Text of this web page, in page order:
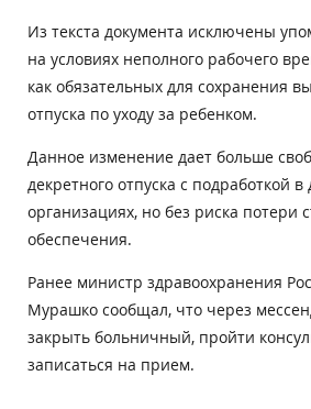
Из текста документа исключены
на условиях неполного рабочего
как обязательных для сохранения
отпуска по уходу за ребенком.
Данное изменение дает больше
декретного отпуска с подработкой в
организациях, но без риска потери
обеспечения.
Ранее министр здравоохранения
Мурашко сообщал, что через
закрыть больничный, пройти
записаться на прием.